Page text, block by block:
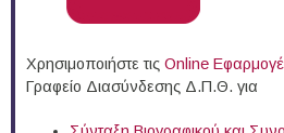
Χρησιμοποιήστε τις Online
Γραφείο Διασύνδεσης Δ.Π.Θ. για